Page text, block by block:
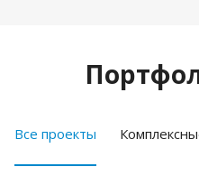
Все проекты